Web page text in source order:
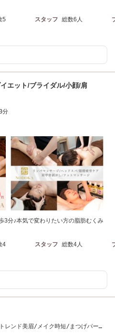
5 スタッフ 総数6人
エット/ブライダル/小顔/肩
分
3分♪本気で変わりたい方の脂肪むくみ
4 スタッフ 総数4人
レンド美眉/メイク時短/まつげパー